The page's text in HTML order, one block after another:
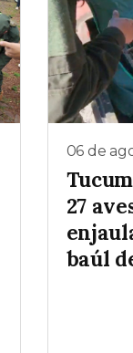
06 de
27
baúl